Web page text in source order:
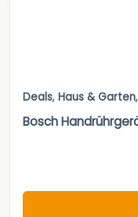
Deals, Haus & Garten,
Bosch